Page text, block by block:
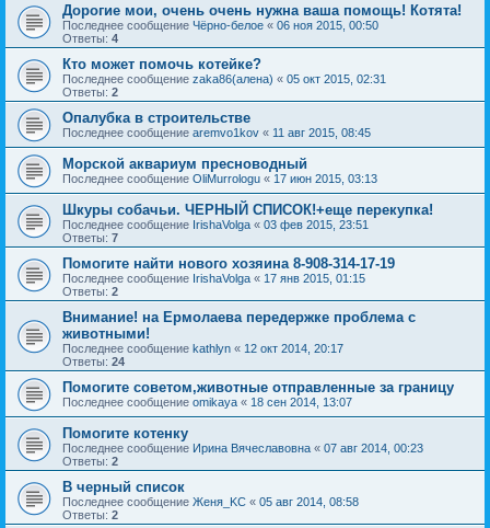
Дорогие мои, очень очень нужна ваша помощь! Котята!
Последнее сообщение Чёрно-белое « 06 ноя 2015, 00:50
Ответы: 4
Кто может помочь котейке?
Последнее сообщение zaka86(алена) « 05 окт 2015, 02:31
Ответы: 2
Опалубка в строительстве
Последнее сообщение aremvo1kov « 11 авг 2015, 08:45
Морской аквариум пресноводный
Последнее сообщение OliMurrologu « 17 июн 2015, 03:13
Шкуры собачьи. ЧЕРНЫЙ СПИСОК!+еще перекупка!
Последнее сообщение IrishaVolga « 03 фев 2015, 23:51
Ответы: 7
Помогите найти нового хозяина 8-908-314-17-19
Последнее сообщение IrishaVolga « 17 янв 2015, 01:15
Ответы: 2
Внимание! на Ермолаева передержке проблема с
животными!
Последнее сообщение kathlyn « 12 окт 2014, 20:17
Ответы: 24
Помогите советом,животные отправленные за границу
Последнее сообщение omikaya « 18 сен 2014, 13:07
Помогите котенку
Последнее сообщение Ирина Вячеславовна « 07 авг 2014, 00:23
Ответы: 2
В черный список
Последнее сообщение Женя_KC « 05 авг 2014, 08:58
Ответы: 2